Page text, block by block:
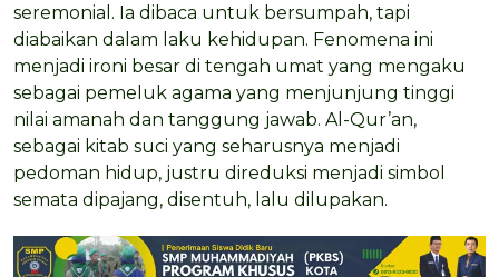
seremonial. Ia dibaca untuk bersumpah, tapi
diabaikan dalam laku kehidupan. Fenomena ini
menjadi ironi besar di tengah umat yang mengaku
sebagai pemeluk agama yang menjunjung tinggi
nilai amanah dan tanggung jawab. Al-Qur’an,
sebagai kitab suci yang seharusnya menjadi
pedoman hidup, justru direduksi menjadi simbol
semata dipajang, disentuh, lalu dilupakan.